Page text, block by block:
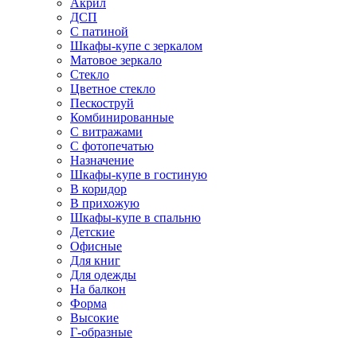
Акрил
ДСП
С патиной
Шкафы-купе с зеркалом
Матовое зеркало
Стекло
Цветное стекло
Пескоструй
Комбинированные
С витражами
С фотопечатью
Назначение
Шкафы-купе в гостиную
В коридор
В прихожую
Шкафы-купе в спальню
Детские
Офисные
Для книг
Для одежды
На балкон
Форма
Высокие
Г-образные